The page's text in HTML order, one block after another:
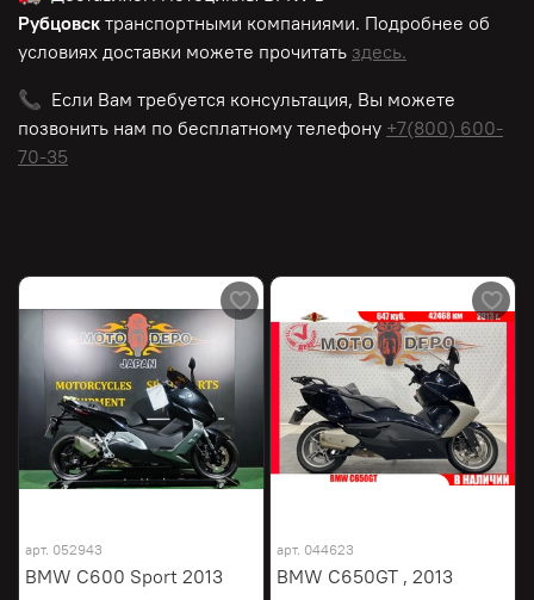
Рубцовск транспортными компаниями. Подробнее об
условиях доставки можете прочитать здесь.
📞 Если Вам требуется консультация, Вы можете
позвонить нам по бесплатному телефону +7(800) 600-
70-35
арт. 052943
BMW C600 Sport 2013
арт. 044623
BMW C650GT , 2013